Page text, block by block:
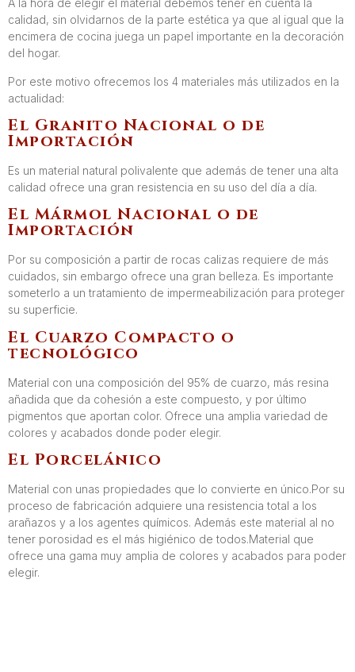
A la hora de elegir el material debemos tener en cuenta la
calidad, sin olvidarnos de la parte estética ya que al igual que la
encimera de cocina juega un papel importante en la decoración
del hogar.
Por este motivo ofrecemos los 4 materiales más utilizados en la
actualidad:
El Granito Nacional o de
Importación
Es un material natural polivalente que además de tener una alta
calidad ofrece una gran resistencia en su uso del día a día.
El Mármol Nacional o de
Importación
Por su composición a partir de rocas calizas requiere de más
cuidados, sin embargo ofrece una gran belleza. Es importante
someterlo a un tratamiento de impermeabilización para proteger
su superficie.
El Cuarzo Compacto o
tecnológico
Material con una composición del 95% de cuarzo, más resina
añadida que da cohesión a este compuesto, y por último
pigmentos que aportan color. Ofrece una amplia variedad de
colores y acabados donde poder elegir.
El Porcelánico
Material con unas propiedades que lo convierte en único.Por su
proceso de fabricación adquiere una resistencia total a los
arañazos y a los agentes químicos. Además este material al no
tener porosidad es el más higiénico de todos.Material que
ofrece una gama muy amplia de colores y acabados para poder
elegir.